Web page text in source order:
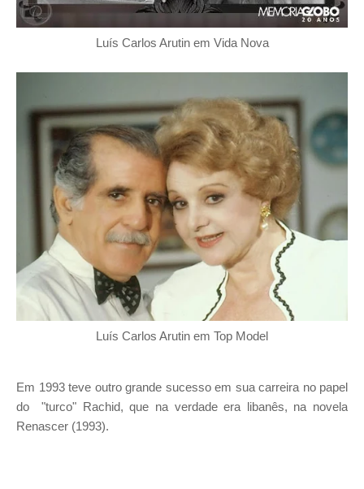
Luís Carlos Arutin em Vida Nova
Luís Carlos Arutin em Top Model
Em 1993 teve outro grande sucesso em sua carreira no papel
do
"turco" Rachid, que na verdade era libanês, na novela
Renascer (1993).